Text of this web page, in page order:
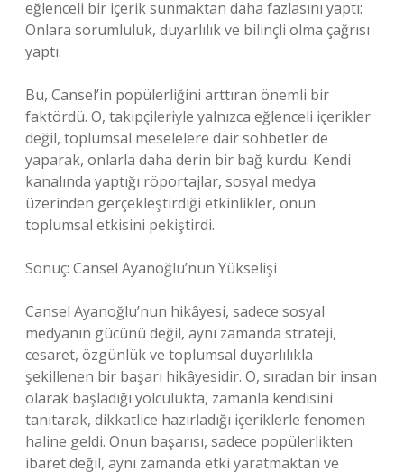
eğlenceli bir içerik sunmaktan daha fazlasını yaptı:
Onlara sorumluluk, duyarlılık ve bilinçli olma çağrısı
yaptı.
Bu, Cansel’in popülerliğini arttıran önemli bir
faktördü. O, takipçileriyle yalnızca eğlenceli içerikler
değil, toplumsal meselelere dair sohbetler de
yaparak, onlarla daha derin bir bağ kurdu. Kendi
kanalında yaptığı röportajlar, sosyal medya
üzerinden gerçekleştirdiği etkinlikler, onun
toplumsal etkisini pekiştirdi.
Sonuç: Cansel Ayanoğlu’nun Yükselişi
Cansel Ayanoğlu’nun hikâyesi, sadece sosyal
medyanın gücünü değil, aynı zamanda strateji,
cesaret, özgünlük ve toplumsal duyarlılıkla
şekillenen bir başarı hikâyesidir. O, sıradan bir insan
olarak başladığı yolculukta, zamanla kendisini
tanıtarak, dikkatlice hazırladığı içeriklerle fenomen
haline geldi. Onun başarısı, sadece popülerlikten
ibaret değil, aynı zamanda etki yaratmaktan ve